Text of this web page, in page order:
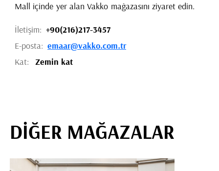
Mall içinde yer alan Vakko mağazasını ziyaret edin.
İletişim: +90(216)217-3457
E-posta: emaar@vakko.com.tr
Kat:
Zemin kat
DİĞER MAĞAZALAR